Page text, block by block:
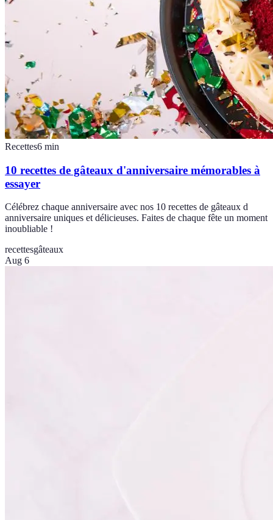
Recettes6 min
10 recettes de gâteaux d'anniversaire mémorables à
essayer
Célébrez chaque anniversaire avec nos 10 recettes de gâteaux d
anniversaire uniques et délicieuses. Faites de chaque fête un moment
inoubliable !
recettesgâteaux
Aug 6